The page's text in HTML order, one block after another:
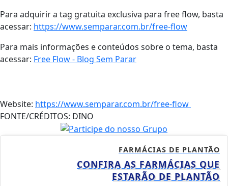
Para adquirir a tag gratuita exclusiva para free flow, basta
acessar: https://www.semparar.com.br/free-flow
Para mais informações e conteúdos sobre o tema, basta
acessar: Free Flow - Blog Sem Parar
Website: https://www.semparar.com.br/free-flow
FONTE/CRÉDITOS: DINO
FARMÁCIAS DE PLANTÃO
CONFIRA AS FARMÁCIAS QUE
ESTARÃO DE PLANTÃO